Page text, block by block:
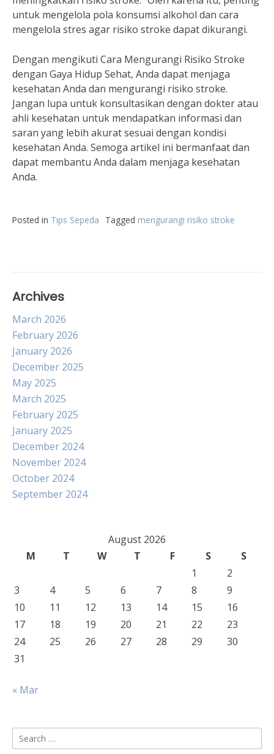
untuk mengelola pola konsumsi alkohol dan cara
mengelola stres agar risiko stroke dapat dikurangi.
Dengan mengikuti Cara Mengurangi Risiko Stroke
dengan Gaya Hidup Sehat, Anda dapat menjaga
kesehatan Anda dan mengurangi risiko stroke.
Jangan lupa untuk konsultasikan dengan dokter atau
ahli kesehatan untuk mendapatkan informasi dan
saran yang lebih akurat sesuai dengan kondisi
kesehatan Anda. Semoga artikel ini bermanfaat dan
dapat membantu Anda dalam menjaga kesehatan
Anda.
Posted in Tips Sepeda Tagged mengurangi risiko stroke
Archives
March 2026
February 2026
January 2026
December 2025
May 2025
March 2025
February 2025
January 2025
December 2024
November 2024
October 2024
September 2024
August 2026
M
T W T F S
S
1
2
3
4 5 6 7 8
9
10
11 12 13 14 15
16
17
18 19 20 21 22
23
24
25 26 27 28 29
30
31
« Mar
Search
for: